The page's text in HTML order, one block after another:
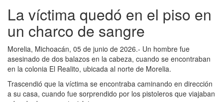
La víctima quedó en el piso en
un charco de sangre
Morelia, Michoacán, 05 de junio de 2026.- Un hombre fue
asesinado de dos balazos en la cabeza, cuando se encontraban
en la colonia El Realito, ubicada al norte de Morelia.
Trascendió que la víctima se encontraba caminando en dirección
a su casa, cuando fue sorprendido por los pistoleros que viajaban